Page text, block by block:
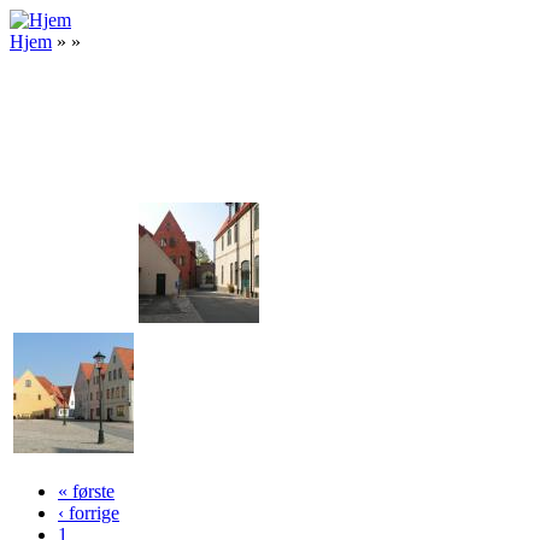
Gå til hovedindhold
Hjem » »
Sider« første
‹ forrige
1